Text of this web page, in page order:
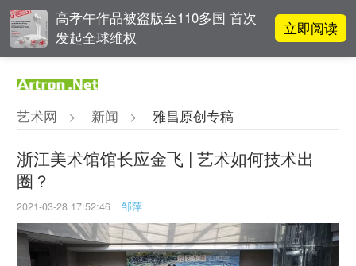
高孝午作品被盗版至110多国 首次
发起全球维权
立即阅读
影响力榜单
对话 | 在开放和自由中确立艺术价
值
粤籍留美艺术家
艺术网 > 新闻 > 雅昌原创专稿
浙江美术馆馆长应金飞 | 艺术如何技术出
圈？
2021-03-28 17:52:46 邹萍